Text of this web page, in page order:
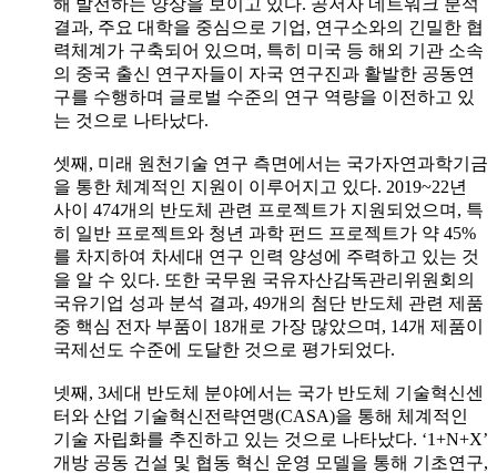
해 발전하는 양상을 보이고 있다. 공저자 네트워크 분석
결과, 주요 대학을 중심으로 기업, 연구소와의 긴밀한 협
력체계가 구축되어 있으며, 특히 미국 등 해외 기관 소속
의 중국 출신 연구자들이 자국 연구진과 활발한 공동연
구를 수행하며 글로벌 수준의 연구 역량을 이전하고 있
는 것으로 나타났다.
셋째, 미래 원천기술 연구 측면에서는 국가자연과학기금
을 통한 체계적인 지원이 이루어지고 있다. 2019~22년
사이 474개의 반도체 관련 프로젝트가 지원되었으며, 특
히 일반 프로젝트와 청년 과학 펀드 프로젝트가 약 45%
를 차지하여 차세대 연구 인력 양성에 주력하고 있는 것
을 알 수 있다. 또한 국무원 국유자산감독관리위원회의
국유기업 성과 분석 결과, 49개의 첨단 반도체 관련 제품
중 핵심 전자 부품이 18개로 가장 많았으며, 14개 제품이
국제선도 수준에 도달한 것으로 평가되었다.
넷째, 3세대 반도체 분야에서는 국가 반도체 기술혁신센
터와 산업 기술혁신전략연맹(CASA)을 통해 체계적인
기술 자립화를 추진하고 있는 것으로 나타났다. ‘1+N+X’
개방 공동 건설 및 협동 혁신 운영 모델을 통해 기초연구,